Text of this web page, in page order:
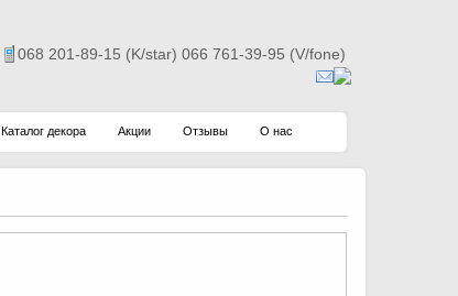
068 201-89-15 (K/star) 066 761-39-95 (V/fone)
Каталог декора Акции Отзывы О нас